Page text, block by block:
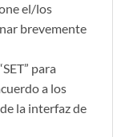
el/los
brevemente
para
a los
la interfaz de